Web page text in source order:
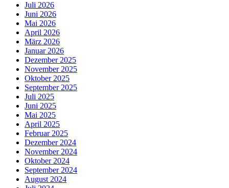
Juli 2026
Juni 2026
Mai 2026
April 2026
März 2026
Januar 2026
Dezember 2025
November 2025
Oktober 2025
September 2025
Juli 2025
Juni 2025
Mai 2025
April 2025
Februar 2025
Dezember 2024
November 2024
Oktober 2024
September 2024
August 2024